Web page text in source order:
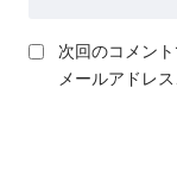
次回のコメン
メールアドレ